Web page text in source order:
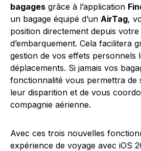
bagages grâce à l’application
un bagage équipé d’un AirTag,
position directement depuis
d’embarquement. Cela facilitera
gestion de vos effets personnels
déplacements. Si jamais vos
fonctionnalité vous permettra de
leur disparition et de vous
compagnie aérienne.
Avec ces trois nouvelles
expérience de voyage avec iOS